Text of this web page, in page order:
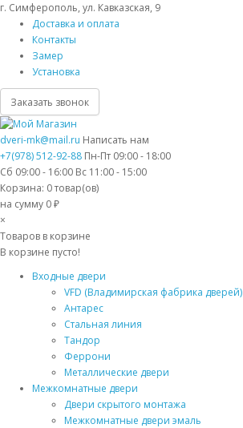
г. Симферополь, ул. Кавказская, 9
Доставка и оплата
Контакты
Замер
Установка
Заказать звонок
dveri-mk@mail.ru Написать нам
+7(978) 512-92-88 Пн-Пт 09:00 - 18:00
Сб 09:00 - 16:00 Вс 11:00 - 15:00
Корзина: 0товар(ов)
на сумму 0 ₽
×
Товаров в корзине
В корзине пусто!
Входные двери
VFD (Владимирская фабрика дверей)
Антарес
Стальная линия
Тандор
Феррони
Металлические двери
Межкомнатные двери
Двери скрытого монтажа
Межкомнатные двери эмаль